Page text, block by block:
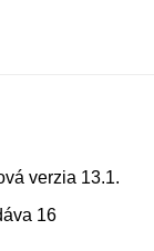
verzia 13.1.
16